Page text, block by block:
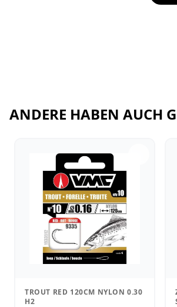
ANDERE HABEN AUCH
TROUT RED 120CM NYLON 0.30
H2